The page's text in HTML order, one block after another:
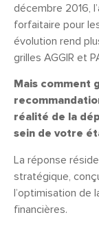
décembre 2016,
forfaitaire pour
évolution rend
grilles AGGIR et
Mais comment
réalité de la
sein de votre
La réponse
stratégique,
l’optimisation de
financières.